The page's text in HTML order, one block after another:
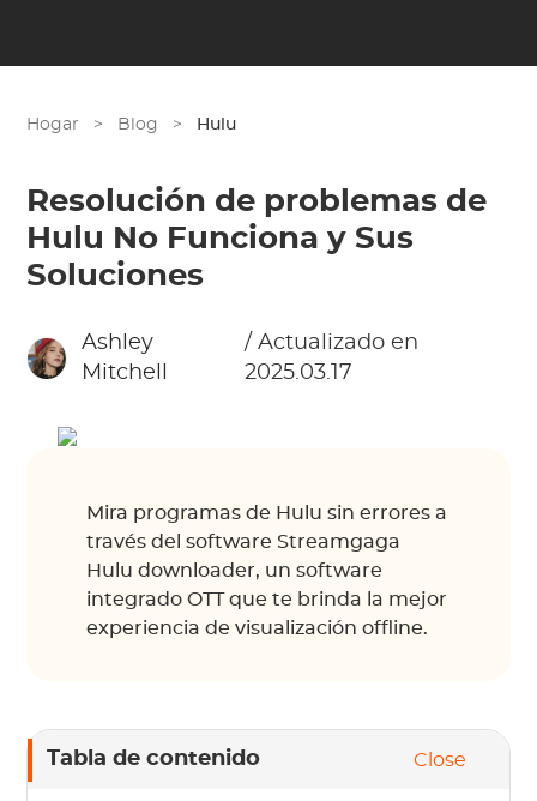
Hogar > Blog > Hulu
Resolución de problemas de
Hulu No Funciona y Sus
Soluciones
Ashley
Mitchell
/ Actualizado en
2025.03.17
Mira programas de Hulu sin errores a
través del software Streamgaga
Hulu downloader, un software
integrado OTT que te brinda la mejor
experiencia de visualización offline.
Tabla de contenido Close